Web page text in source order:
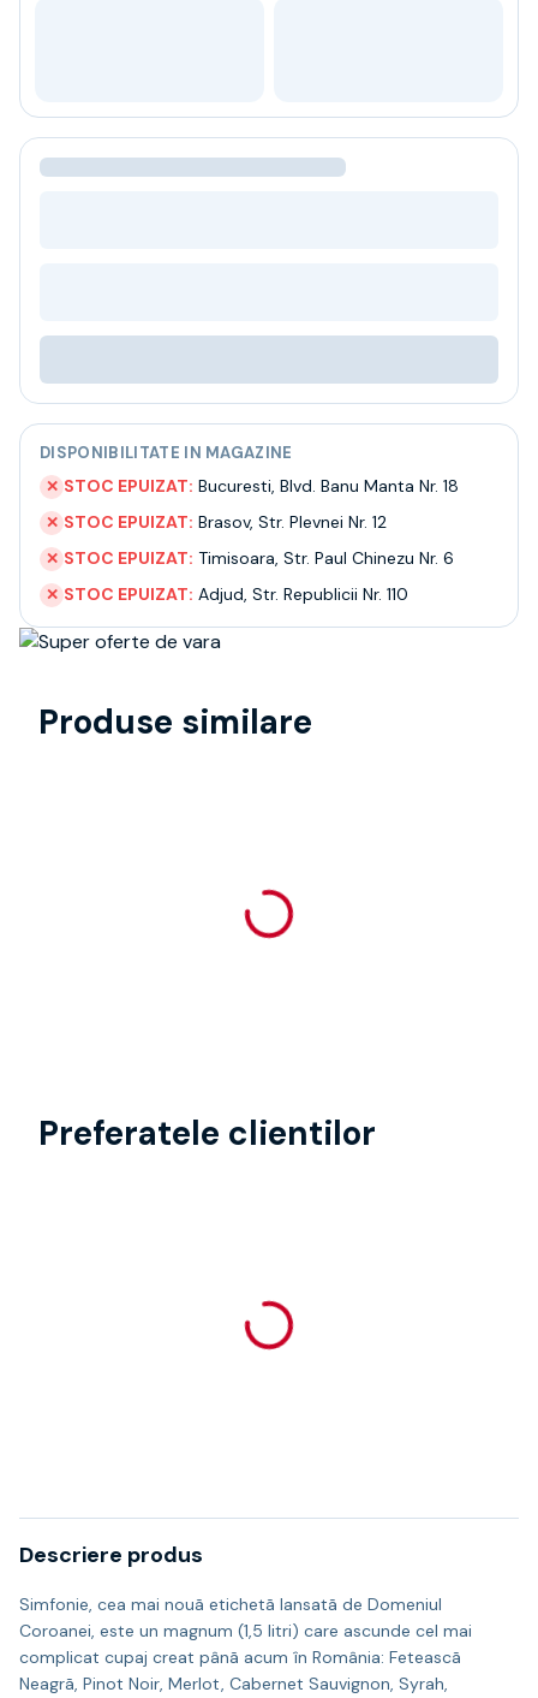
Ceai
Bacanie
BLACK FRIDAY
Contact
Livrare
Termeni si conditii
Politica de confidentialitate
Intrebari frecvente
DISPONIBILITATE IN MAGAZINE
✕ STOC EPUIZAT: Bucuresti, Blvd. Banu Manta Nr. 18
✕ STOC EPUIZAT: Brasov, Str. Plevnei Nr. 12
✕ STOC EPUIZAT: Timisoara, Str. Paul Chinezu Nr. 6
✕ STOC EPUIZAT: Adjud, Str. Republicii Nr. 110
Produse similare
Preferatele clientilor
Descriere produs
Simfonie, cea mai nouã etichetã lansatã de Domeniul
Coroanei, este un magnum (1,5 litri) care ascunde cel mai
complicat cupaj creat pânã acum în România: Feteascã
Neagrã, Pinot Noir, Merlot, Cabernet Sauvignon, Syrah,